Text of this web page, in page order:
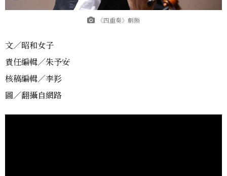
《四重奏》劇照
文／昭和女子
責任編輯／朱予安
核稿編輯／李羏
圖／翻攝自網路